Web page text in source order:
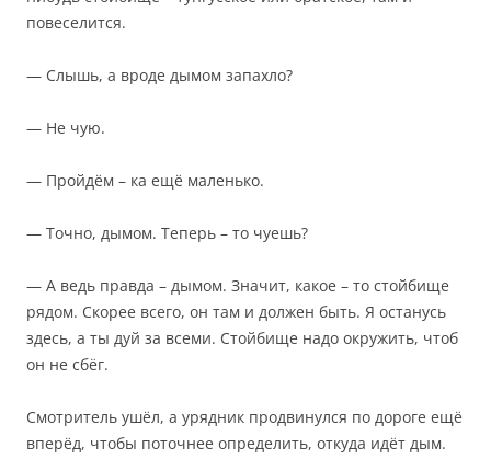
повеселится.
— Слышь, а вроде дымом запахло?
— Не чую.
— Пройдём – ка ещё маленько.
— Точно, дымом. Теперь – то чуешь?
— А ведь правда – дымом. Значит, какое – то стойбище
рядом. Скорее всего, он там и должен быть. Я останусь
здесь, а ты дуй за всеми. Стойбище надо окружить, чтоб
он не сбёг.
Смотритель ушёл, а урядник продвинулся по дороге ещё
вперёд, чтобы поточнее определить, откуда идёт дым.